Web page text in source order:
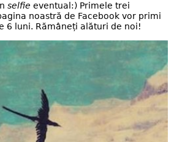
selfie eventual:) Primele trei
noastră de Facebook vor primi
6 luni. Rămâneți alături de noi!